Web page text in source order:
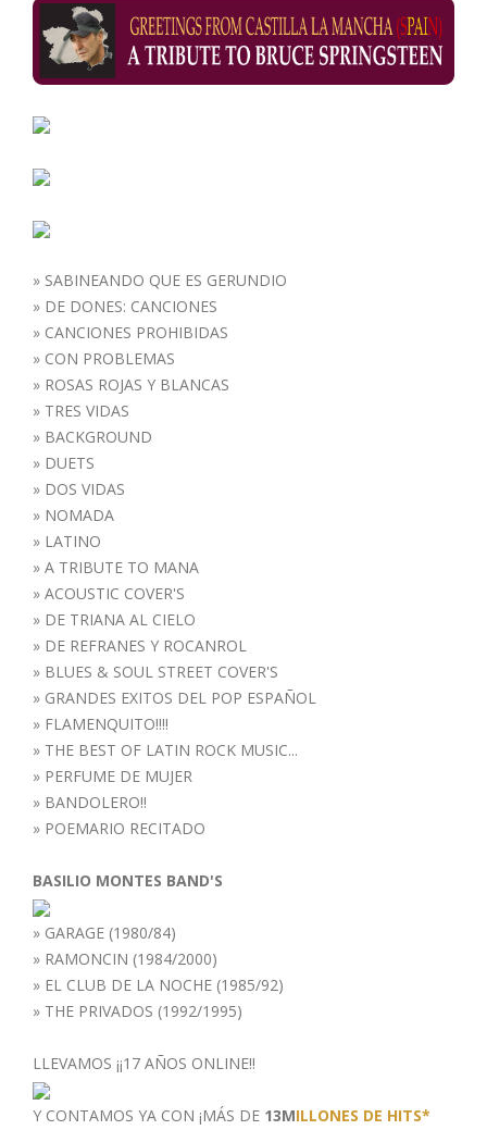
» SABINEANDO QUE ES GERUNDIO
» DE DONES: CANCIONES
» CANCIONES PROHIBIDAS
» CON PROBLEMAS
» ROSAS ROJAS Y BLANCAS
» TRES VIDAS
» BACKGROUND
» DUETS
» DOS VIDAS
» NOMADA
» LATINO
» A TRIBUTE TO MANA
» ACOUSTIC COVER'S
» DE TRIANA AL CIELO
» DE REFRANES Y ROCANROL
» BLUES & SOUL STREET COVER'S
» GRANDES EXITOS DEL POP ESPAÑOL
» FLAMENQUITO!!!!
» THE BEST OF LATIN ROCK MUSIC...
» PERFUME DE MUJER
» BANDOLERO!!
» POEMARIO RECITADO
BASILIO MONTES BAND'S
» GARAGE (1980/84)
» RAMONCIN (1984/2000)
» EL CLUB DE LA NOCHE (1985/92)
» THE PRIVADOS (1992/1995)
LLEVAMOS ¡¡17 AÑOS ONLINE!!
Y CONTAMOS YA CON ¡MÁS DE 13MILLONES DE HITS*